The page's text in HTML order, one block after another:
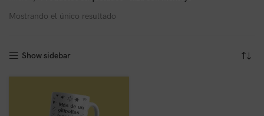
Mostrando el único resultado
Show sidebar